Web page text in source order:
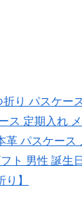
り パスケー
ス 定期入れ
革 パスケース
ト 男性 誕生
】